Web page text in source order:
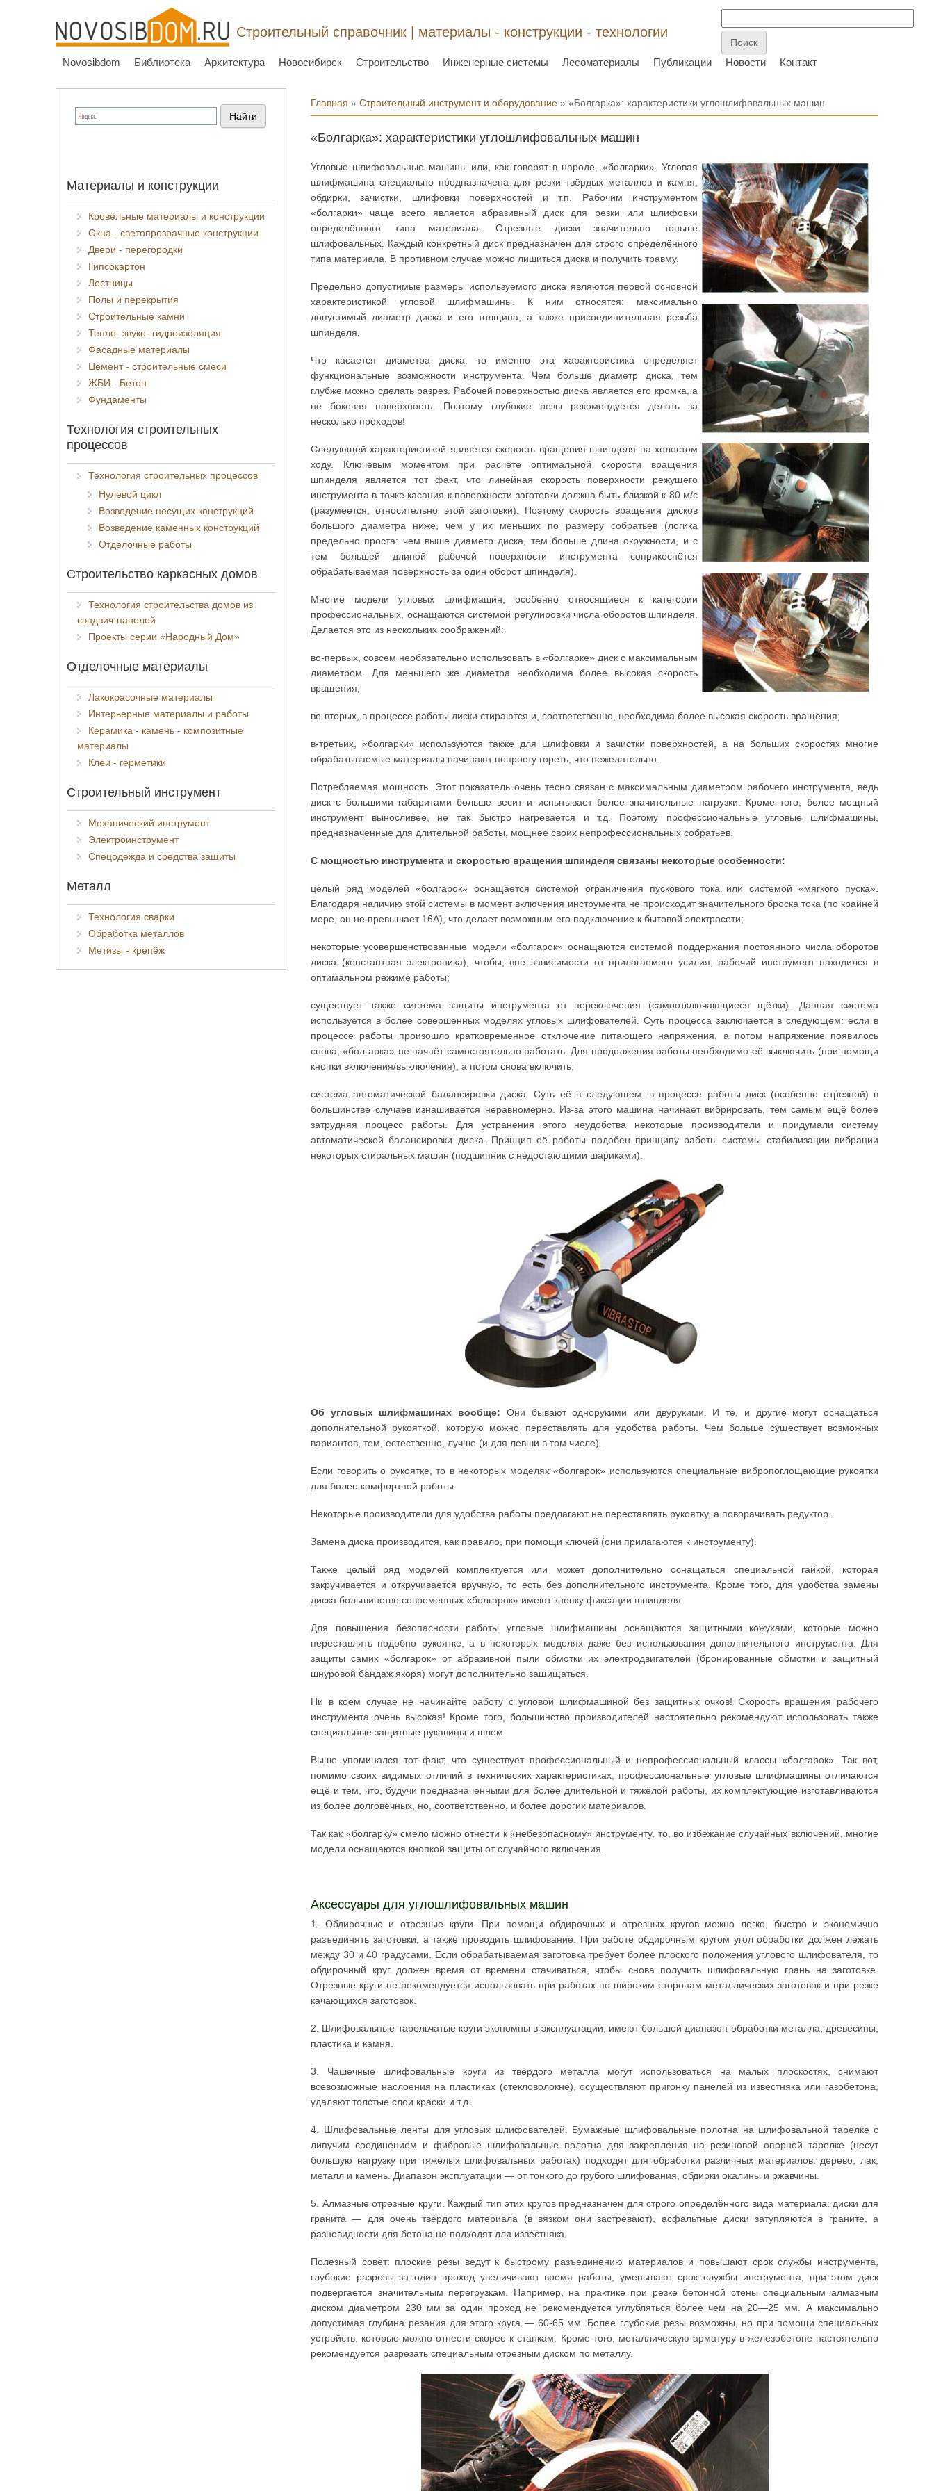
Строительный справочник | материалы - конструкции - технологии
Novosibdom Библиотека Архитектура Новосибирск Строительство Инженерные системы Лесоматериалы Публикации Новости Контакт
Вы здесь
Главная »Строительный инструмент и оборудование » «Болгарка»: характеристики углошлифовальных машин
«Болгарка»: характеристики углошлифовальных машин
Угловые шлифовальные машины или, как говорят в народе, «болгарки». Угловая
шлифмашина специально предназначена для резки твёрдых металлов и камня,
обдирки, зачистки, шлифовки поверхностей и т.п. Рабочим инструментом
«болгарки» чаще всего является абразивный диск для резки или шлифовки
определённого типа материала. Отрезные диски значительно тоньше
шлифовальных. Каждый конкретный диск предназначен для строго определённого
типа материала. В противном случае можно лишиться диска и получить травму.
Предельно допустимые размеры используемого диска являются первой основной
характеристикой угловой шлифмашины. К ним относятся: максимально
допустимый диаметр диска и его толщина, а также присоединительная резьба
шпинделя.
Что касается диаметра диска, то именно эта характеристика определяет
функциональные возможности инструмента. Чем больше диаметр диска, тем
глубже можно сделать разрез. Рабочей поверхностью диска является его кромка, а
не боковая поверхность. Поэтому глубокие резы рекомендуется делать за
несколько проходов!
Следующей характеристикой является скорость вращения шпинделя на холостом
ходу. Ключевым моментом при расчёте оптимальной скорости вращения
шпинделя является тот факт, что линейная скорость поверхности режущего
инструмента в точке касания к поверхности заготовки должна быть близкой к 80 м/с
(разумеется, относительно этой заготовки). Поэтому скорость вращения дисков
большого диаметра ниже, чем у их меньших по размеру собратьев (логика
предельно проста: чем выше диаметр диска, тем больше длина окружности, и с
тем большей длиной рабочей поверхности инструмента соприкоснётся
обрабатываемая поверхность за один оборот шпинделя).
Многие модели угловых шлифмашин, особенно относящиеся к категории
профессиональных, оснащаются системой регулировки числа оборотов шпинделя.
Делается это из нескольких соображений:
во-первых, совсем необязательно использовать в «болгарке» диск с максимальным
диаметром. Для меньшего же диаметра необходима более высокая скорость
вращения;
во-вторых, в процессе работы диски стираются и, соответственно, необходима более высокая скорость вращения;
в-третьих, «болгарки» используются также для шлифовки и зачистки поверхностей, а на больших скоростях многие
обрабатываемые материалы начинают попросту гореть, что нежелательно.
Потребляемая мощность. Этот показатель очень тесно связан с максимальным диаметром рабочего инструмента, ведь
диск с большими габаритами больше весит и испытывает более значительные нагрузки. Кроме того, более мощный
инструмент выносливее, не так быстро нагревается и т.д. Поэтому профессиональные угловые шлифмашины,
предназначенные для длительной работы, мощнее своих непрофессиональных собратьев.
С мощностью инструмента и скоростью вращения шпинделя связаны некоторые особенности:
целый ряд моделей «болгарок» оснащается системой ограничения пускового тока или системой «мягкого пуска».
Благодаря наличию этой системы в момент включения инструмента не происходит значительного броска тока (по крайней
мере, он не превышает 16А), что делает возможным его подключение к бытовой электросети;
некоторые усовершенствованные модели «болгарок» оснащаются системой поддержания постоянного числа оборотов
диска (константная электроника), чтобы, вне зависимости от прилагаемого усилия, рабочий инструмент находился в
оптимальном режиме работы;
существует также система защиты инструмента от переключения (самоотключающиеся щётки). Данная система
используется в более совершенных моделях угловых шлифователей. Суть процесса заключается в следующем: если в
процессе работы произошло кратковременное отключение питающего напряжения, а потом напряжение появилось
снова, «болгарка» не начнёт самостоятельно работать. Для продолжения работы необходимо её выключить (при помощи
кнопки включения/выключения), а потом снова включить;
система автоматической балансировки диска. Суть её в следующем: в процессе работы диск (особенно отрезной) в
большинстве случаев изнашивается неравномерно. Из-за этого машина начинает вибрировать, тем самым ещё более
затрудняя процесс работы. Для устранения этого неудобства некоторые производители и придумали систему
автоматической балансировки диска. Принцип её работы подобен принципу работы системы стабилизации вибрации
некоторых стиральных машин (подшипник с недостающими шариками).
Об угловых шлифмашинах вообще: Они бывают однорукими или двурукими. И те, и другие могут оснащаться
дополнительной рукояткой, которую можно переставлять для удобства работы. Чем больше существует возможных
вариантов, тем, естественно, лучше (и для левши в том числе).
Если говорить о рукоятке, то в некоторых моделях «болгарок» используются специальные вибропоглощающие рукоятки
для более комфортной работы.
Некоторые производители для удобства работы предлагают не переставлять рукоятку, а поворачивать редуктор.
Замена диска производится, как правило, при помощи ключей (они прилагаются к инструменту).
Также целый ряд моделей комплектуется или может дополнительно оснащаться специальной гайкой, которая
закручивается и откручивается вручную, то есть без дополнительного инструмента. Кроме того, для удобства замены
диска большинство современных «болгарок» имеют кнопку фиксации шпинделя.
Для повышения безопасности работы угловые шлифмашины оснащаются защитными кожухами, которые можно
переставлять подобно рукоятке, а в некоторых моделях даже без использования дополнительного инструмента. Для
защиты самих «болгарок» от абразивной пыли обмотки их электродвигателей (бронированные обмотки и защитный
шнуровой бандаж якоря) могут дополнительно защищаться.
Ни в коем случае не начинайте работу с угловой шлифмашиной без защитных очков! Скорость вращения рабочего
инструмента очень высокая! Кроме того, большинство производителей настоятельно рекомендуют использовать также
специальные защитные рукавицы и шлем.
Выше упоминался тот факт, что существует профессиональный и непрофессиональный классы «болгарок». Так вот,
помимо своих видимых отличий в технических характеристиках, профессиональные угловые шлифмашины отличаются
ещё и тем, что, будучи предназначенными для более длительной и тяжёлой работы, их комплектующие изготавливаются
из более долговечных, но, соответственно, и более дорогих материалов.
Так как «болгарку» смело можно отнести к «небезопасному» инструменту, то, во избежание случайных включений, многие
модели оснащаются кнопкой защиты от случайного включения.
Аксессуары для углошлифовальных машин
1. Обдирочные и отрезные круги. При помощи обдирочных и отрезных кругов можно легко, быстро и экономично
разъединять заготовки, а также проводить шлифование. При работе обдирочным кругом угол обработки должен лежать
между 30 и 40 градусами. Если обрабатываемая заготовка требует более плоского положения углового шлифователя, то
обдирочный круг должен время от времени стачиваться, чтобы снова получить шлифовальную грань на заготовке.
Отрезные круги не рекомендуется использовать при работах по широким сторонам металлических заготовок и при резке
качающихся заготовок.
2. Шлифовальные тарельчатые круги экономны в эксплуатации, имеют большой диапазон обработки металла, древесины,
пластика и камня.
3. Чашечные шлифовальные круги из твёрдого металла могут использоваться на малых плоскостях, снимают
всевозможные наслоения на пластиках (стекловолокне), осуществляют пригонку панелей из известняка или газобетона,
удаляют толстые слои краски и т.д.
4. Шлифовальные ленты для угловых шлифователей. Бумажные шлифовальные полотна на шлифовальной тарелке с
липучим соединением и фибровые шлифовальные полотна для закрепления на резиновой опорной тарелке (несут
большую нагрузку при тяжёлых шлифовальных работах) подходят для обработки различных материалов: дерево, лак,
металл и камень. Диапазон эксплуатации — от тонкого до грубого шлифования, обдирки окалины и ржавчины.
5. Алмазные отрезные круги. Каждый тип этих кругов предназначен для строго определённого вида материала: диски для
гранита — для очень твёрдого материала (в вязком они застревают), асфальтные диски затупляются в граните, а
разновидности для бетона не подходят для известняка.
Полезный совет: плоские резы ведут к быстрому разъединению материалов и повышают срок службы инструмента,
глубокие разрезы за один проход увеличивают время работы, уменьшают срок службы инструмента, при этом диск
подвергается значительным перегрузкам. Например, на практике при резке бетонной стены специальным алмазным
диском диаметром 230 мм за один проход не рекомендуется углубляться более чем на 20—25 мм. А максимально
допустимая глубина резания для этого круга — 60-65 мм. Более глубокие резы возможны, но при помощи специальных
устройств, которые можно отнести скорее к станкам. Кроме того, металлическую арматуру в железобетоне настоятельно
рекомендуется разрезать специальным отрезным диском по металлу.
Материалы и конструкции
Кровельные материалы и конструкции
Окна - светопрозрачные конструкции
Двери - перегородки
Гипсокартон
Лестницы
Полы и перекрытия
Строительные камни
Тепло- звуко- гидроизоляция
Фасадные материалы
Цемент - строительные смеси
ЖБИ - Бетон
Фундаменты
Технология строительных
процессов
Технология строительных процессов
Нулевой цикл
Возведение несущих конструкций
Возведение каменных конструкций
Отделочные работы
Строительство каркасных домов
Технология строительства домов из
сэндвич-панелей
Проекты серии «Народный Дом»
Отделочные материалы
Лакокрасочные материалы
Интерьерные материалы и работы
Керамика - камень - композитные
материалы
Клеи - герметики
Строительный инструмент
Механический инструмент
Электроинструмент
Спецодежда и средства защиты
Металл
Технология сварки
Обработка металлов
Метизы - крепёж